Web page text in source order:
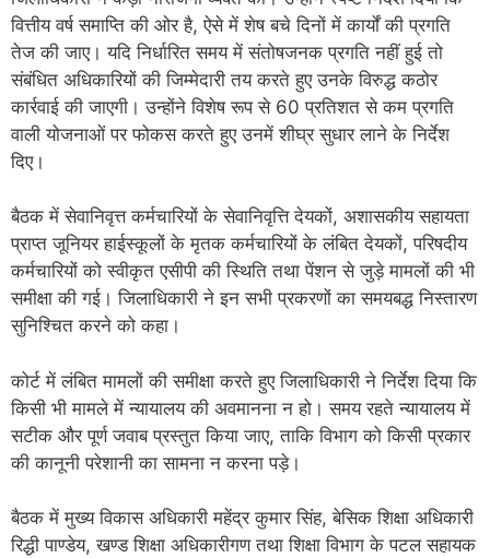
वित्तीय वर्ष समाप्ति की ओर है, ऐसे में शेष बचे दिनों में कार्यों की प्रगति
तेज की जाए। यदि निर्धारित समय में संतोषजनक प्रगति नहीं हुई तो
संबंधित अधिकारियों की जिम्मेदारी तय करते हुए उनके विरुद्ध कठोर
कार्रवाई की जाएगी। उन्होंने विशेष रूप से 60 प्रतिशत से कम प्रगति
वाली योजनाओं पर फोकस करते हुए उनमें शीघ्र सुधार लाने के निर्देश
दिए।
बैठक में सेवानिवृत्त कर्मचारियों के सेवानिवृत्ति देयकों, अशासकीय सहायता
प्राप्त जूनियर हाईस्कूलों के मृतक कर्मचारियों के लंबित देयकों, परिषदीय
कर्मचारियों को स्वीकृत एसीपी की स्थिति तथा पेंशन से जुड़े मामलों की भी
समीक्षा की गई। जिलाधिकारी ने इन सभी प्रकरणों का समयबद्ध निस्तारण
सुनिश्चित करने को कहा।
कोर्ट में लंबित मामलों की समीक्षा करते हुए जिलाधिकारी ने निर्देश दिया कि
किसी भी मामले में न्यायालय की अवमानना न हो। समय रहते न्यायालय में
सटीक और पूर्ण जवाब प्रस्तुत किया जाए, ताकि विभाग को किसी प्रकार
की कानूनी परेशानी का सामना न करना पड़े।
बैठक में मुख्य विकास अधिकारी महेंद्र कुमार सिंह, बेसिक शिक्षा अधिकारी
रिद्धी पाण्डेय, खण्ड शिक्षा अधिकारीगण तथा शिक्षा विभाग के पटल सहायक